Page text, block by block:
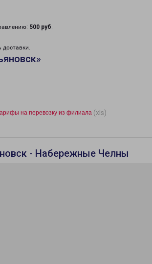
500 руб.
доставки.
на перевозку из филиала (xls)
- Набережные Челны